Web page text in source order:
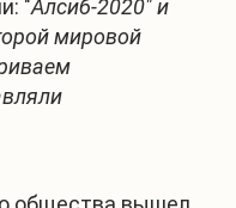
"Алсиб-2020" и
мировой